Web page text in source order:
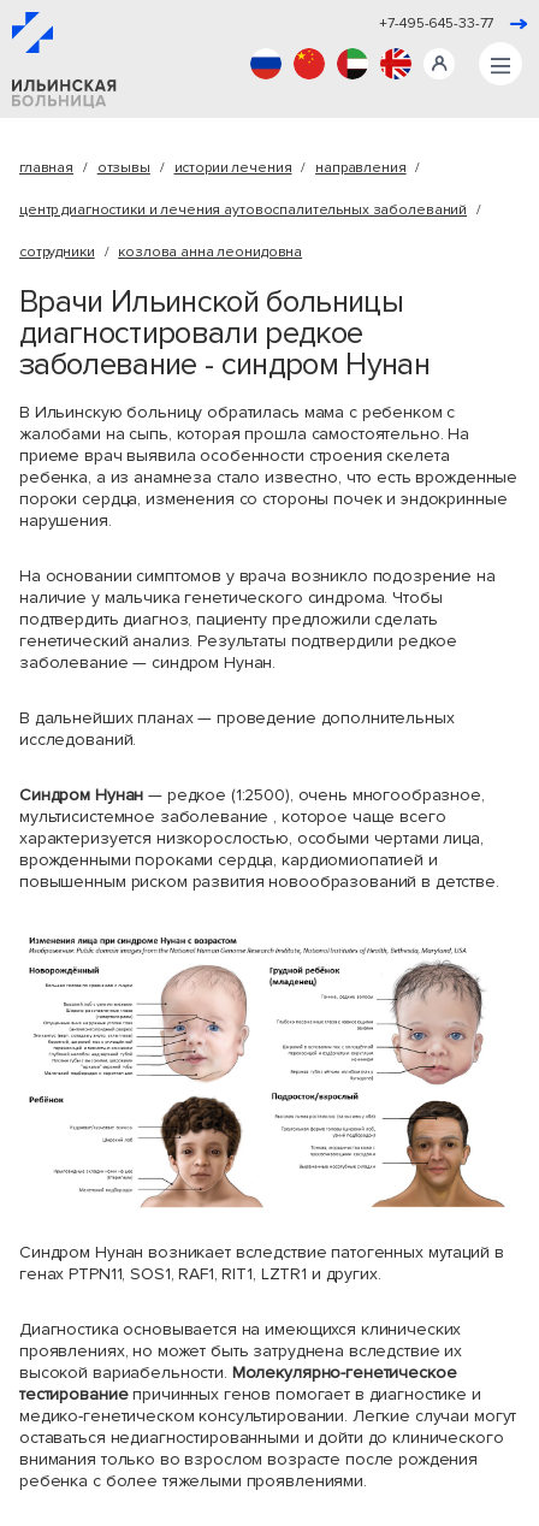
+7-495-645-33-77
главная отзывы истории лечения направления
центр диагностики и лечения аутовоспалительных заболеваний
сотрудники козлова анна леонидовна
Врачи Ильинской больницы
диагностировали редкое
заболевание - синдром Нунан
В Ильинскую больницу обратилась мама с ребенком с
жалобами на сыпь, которая прошла самостоятельно. На
приеме врач выявила особенности строения скелета
ребенка, а из анамнеза стало известно, что есть врожденные
пороки сердца, изменения со стороны почек и эндокринные
нарушения.
На основании симптомов у врача возникло подозрение на
наличие у мальчика генетического синдрома. Чтобы
подтвердить диагноз, пациенту предложили сделать
генетический анализ. Результаты подтвердили редкое
заболевание — синдром Нунан.
В дальнейших планах — проведение дополнительных
исследований.
Синдром Нунан — редкое (1:2500), очень многообразное,
мультисистемное заболевание , которое чаще всего
характеризуется низкорослостью, особыми чертами лица,
врожденными пороками сердца, кардиомиопатией и
повышенным риском развития новообразований в детстве.
Синдром Нунан возникает вследствие патогенных мутаций в
генах PTPN11, SOS1, RAF1, RIT1, LZTR1 и других.
Диагностика основывается на имеющихся клинических
проявлениях, но может быть затруднена вследствие их
высокой вариабельности. Молекулярно-генетическое
тестированиепричинных генов помогает в диагностике и
медико-генетическом консультировании. Легкие случаи могут
оставаться недиагностированными и дойти до клинического
внимания только во взрослом возрасте после рождения
ребенка с более тяжелыми проявлениями.